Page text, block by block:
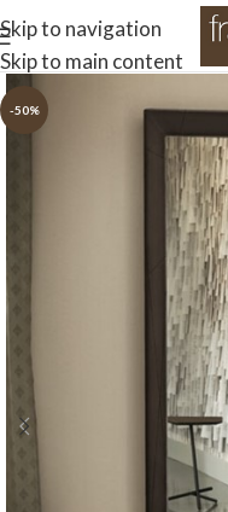
Skip to navigation
Skip to main content
-50%